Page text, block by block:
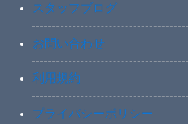
スタッフブログ
お問い合わせ
利用規約
プライバシーポリシー